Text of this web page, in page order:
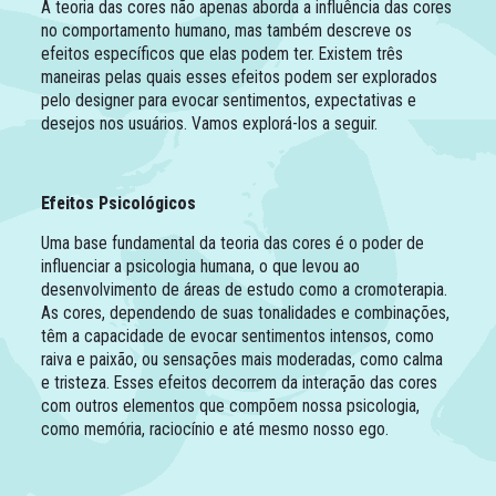
A teoria das cores não apenas aborda a influência das cores
no comportamento humano, mas também descreve os
efeitos específicos que elas podem ter. Existem três
maneiras pelas quais esses efeitos podem ser explorados
pelo designer para evocar sentimentos, expectativas e
desejos nos usuários. Vamos explorá-los a seguir.
Efeitos Psicológicos
Uma base fundamental da teoria das cores é o poder de
influenciar a psicologia humana, o que levou ao
desenvolvimento de áreas de estudo como a cromoterapia.
As cores, dependendo de suas tonalidades e combinações,
têm a capacidade de evocar sentimentos intensos, como
raiva e paixão, ou sensações mais moderadas, como calma
e tristeza. Esses efeitos decorrem da interação das cores
com outros elementos que compõem nossa psicologia,
como memória, raciocínio e até mesmo nosso ego.